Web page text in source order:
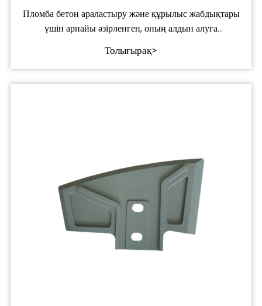
Пломба бетон араластыру және құрылыс жабдықтары
үшін арнайы әзірленген, оның алдын алуға
Толығырақ>